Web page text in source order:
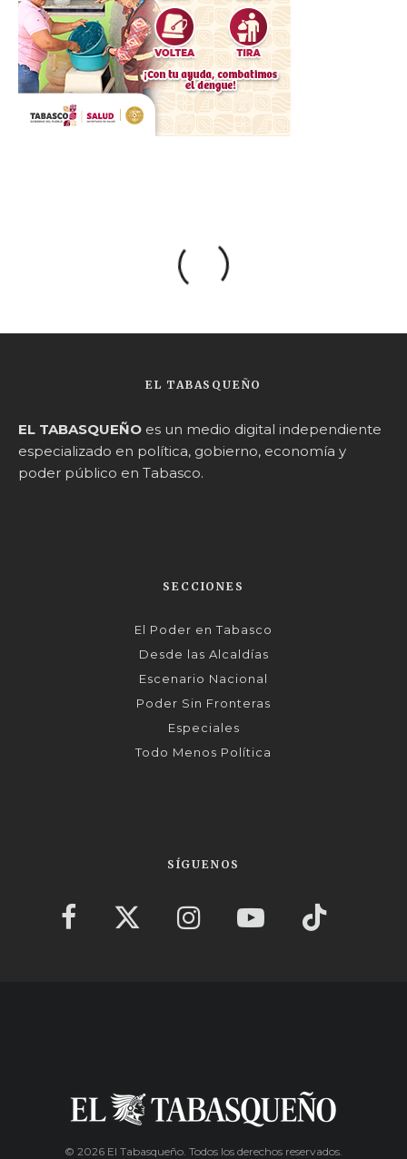
EL TABASQUEÑO
EL TABASQUEÑO es un medio digital independiente
especializado en política, gobierno, economía y
poder público en Tabasco.
SECCIONES
El Poder en Tabasco
Desde las Alcaldías
Escenario Nacional
Poder Sin Fronteras
Especiales
Todo Menos Política
SÍGUENOS
© 2026 El Tabasqueño. Todos los derechos reservados.